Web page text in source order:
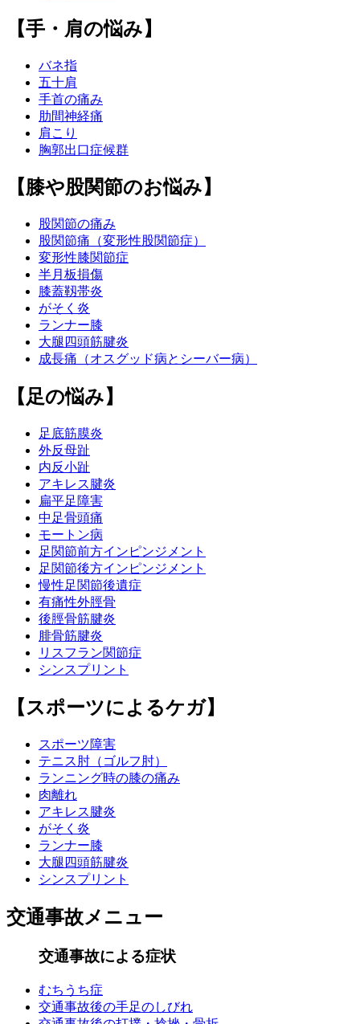
【手・肩の悩み】
バネ指
五十肩
手首の痛み
肋間神経痛
肩こり
胸郭出口症候群
【膝や股関節のお悩み】
股関節の痛み
股関節痛（変形性股関節症）
変形性膝関節症
半月板損傷
膝蓋靱帯炎
がそく炎
ランナー膝
大腿四頭筋腱炎
成長痛（オスグッド病とシーバー病）
【足の悩み】
足底筋膜炎
外反母趾
内反小趾
アキレス腱炎
扁平足障害
中足骨頭痛
モートン病
足関節前方インピンジメント
足関節後方インピンジメント
慢性足関節後遺症
有痛性外脛骨
後脛骨筋腱炎
腓骨筋腱炎
リスフラン関節症
シンスプリント
【スポーツによるケガ】
スポーツ障害
テニス肘（ゴルフ肘）
ランニング時の膝の痛み
肉離れ
アキレス腱炎
がそく炎
ランナー膝
大腿四頭筋腱炎
シンスプリント
交通事故メニュー
交通事故による症状
むちうち症
交通事故後の手足のしびれ